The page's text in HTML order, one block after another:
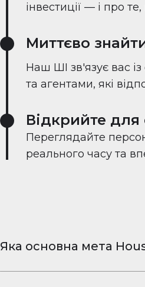
інвестиції — і про
Миттєво
Наш ШІ зв'язує вас
та агентами, які
Відкрийте для
Переглядайте
реального часу та
Яка основна мета